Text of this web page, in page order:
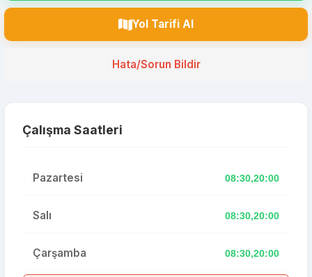
Yol Tarifi Al
Hata/Sorun Bildir
Çalışma Saatleri
Pazartesi 08:30,20:00
Salı 08:30,20:00
Çarşamba 08:30,20:00